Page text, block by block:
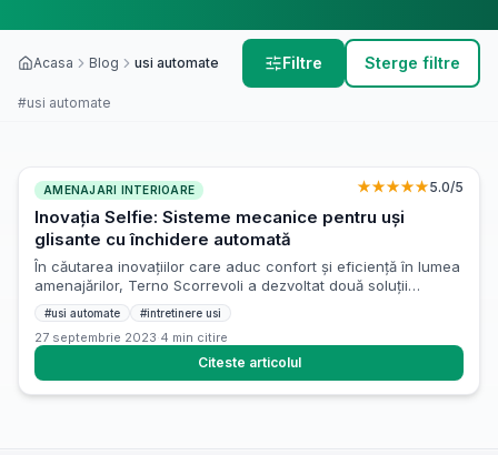
Acasa Blog usi automate Filtre Sterge filtre
#usi automate
AMENAJARI INTERIOARE ★★★★★5.0/5
Inovația Selfie: Sisteme mecanice pentru uși
glisante cu închidere automată
În căutarea inovațiilor care aduc confort și eficiență în lumea
amenajărilor, Terno Scorrevoli a dezvoltat două soluții
mecanice de ultimă generație pentru ușile glisante, indiferent
că discutăm despre uși din lemn sau uși din sticlă. Selfie este
un sistem inovator pentru uși glisante cu închidere automată
care nu necesită dispozitive electronice, deschizând astfel
noi perspective […]
#usi automate #intretinere usi
27 septembrie 2023·4 min citire
Citeste articolul